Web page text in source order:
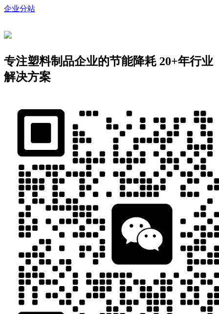
企业分站
专注塑料制品企业的节能降耗 20+年行业
解决方案